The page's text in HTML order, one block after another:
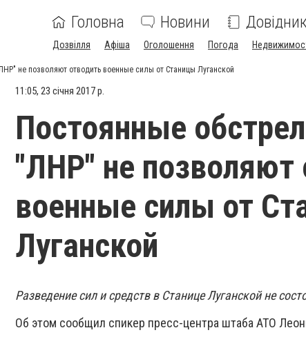
Головна Новини
Дозвілля Афіша Оголошення Погода
не позволяют отводить военные силы от Станицы Луганской
11:05, 23 січня 2017 р.
Постоянные
"ЛНР" не позволяют
военные силы от
Луганской
Разведение сил и средств в Станице Луганской не
Об этом сообщил спикер пресс-центра штаба АТО